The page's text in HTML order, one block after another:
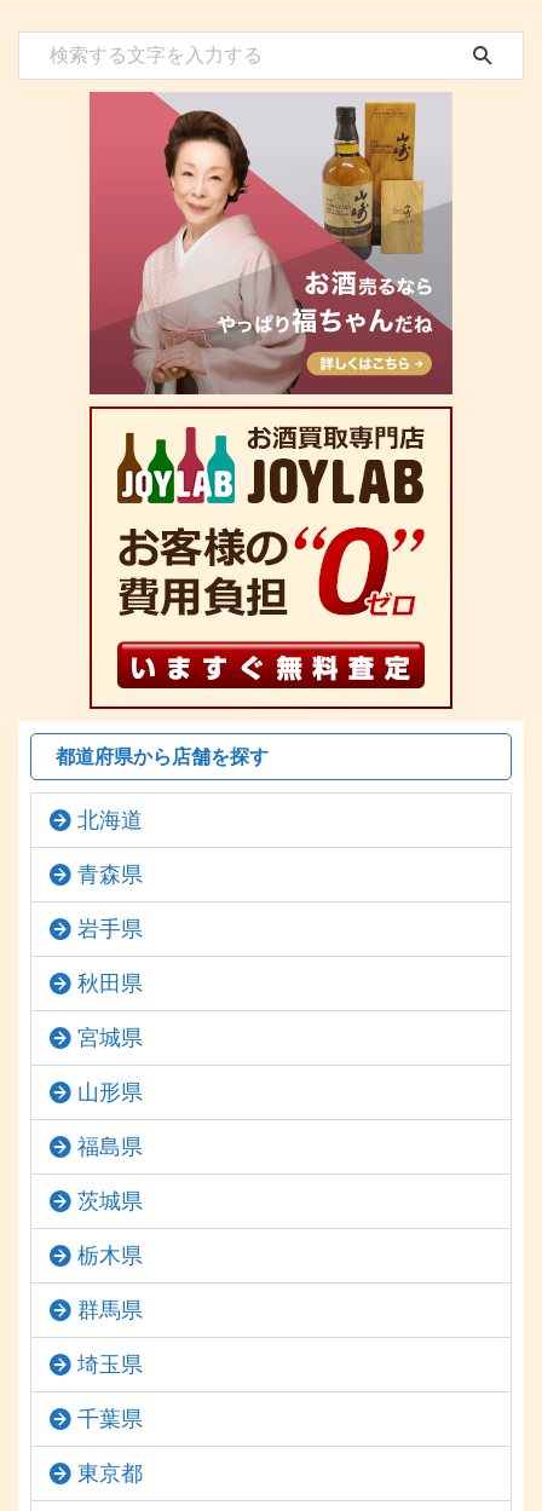
都道府県から店舗を探す
北海道
青森県
岩手県
秋田県
宮城県
山形県
福島県
茨城県
栃木県
群馬県
埼玉県
千葉県
東京都